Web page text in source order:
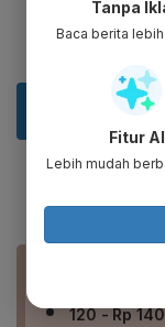
120 - Rp 140
Tanpa
Baca berita
Fitur AI
Lebih mudah